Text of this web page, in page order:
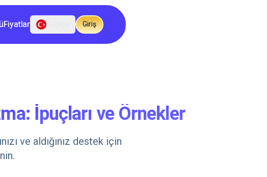
Fiyatlar Türkçe Giriş
İpuçları ve Örnekler
ve aldığınız destek için